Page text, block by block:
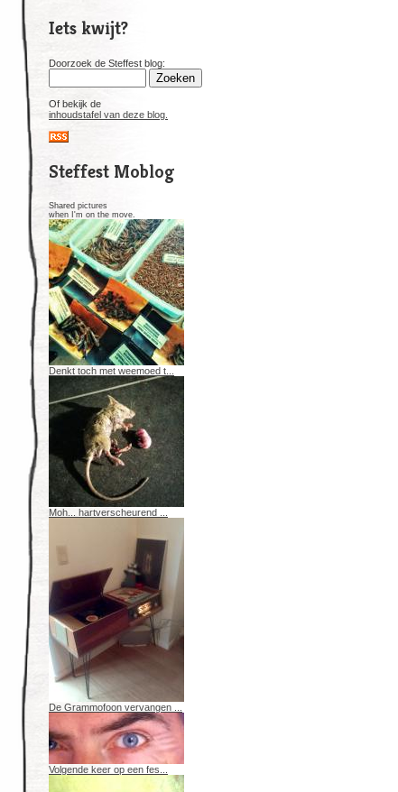
Iets kwijt?
Doorzoek de Steffest blog:
Of bekijk de
inhoudstafel van deze blog.
Steffest Moblog
Shared pictures
when I'm on the move.
Denkt toch met weemoed t...
Moh... hartverscheurend ...
De Grammofoon vervangen ...
Volgende keer op een fes...